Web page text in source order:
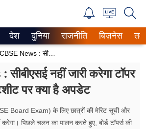
News
देश दुनिया राजनीति बिज़नेस
CBSE News : सीबीएसई नहीं जारी करेगा टॉपर लिस्ट, जानें डेटशीट पर क्या है अपडेट
नहीं जारी करेगा टॉपर
पर क्या है अपडेट
Board Exam) के लिए छात्रों की मेरिट सूची और
करेगा। पिछले चलन का पालन करते हुए, बोर्ड टॉपर्स की